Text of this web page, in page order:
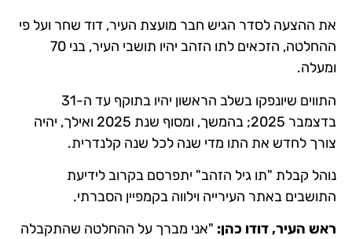
את ההצעה לסדר הגיש חבר מועצת העיר, דוד שחר ועל פי
ההחלטה, הזכאים לתו הזהב יהיו תושבי העיר, בני 70
ומעלה.
התווים שיונפקו בשלב הראשון יהיו בתוקף עד ה-31
בדצמבר 2025; בהמשך, ומסוף שנת 2025 ואילך, יהיה
צורך לחדש את התו מדי שנה לכל שנה קלנדרית.
נוהל קבלת "תו גיל הזהב" יתפרסם בקרוב לידיעת
התושבים באתר העירייה וילווה בקמפיין הסברתי.
ראש העיר, דודו כהן: "אני מברך על ההחלטה שהתקבלה